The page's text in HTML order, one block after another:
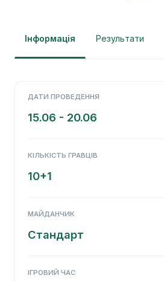
Інформація Результати
ДАТИ ПРОВЕДЕННЯ
15.06 - 20.06
КІЛЬКІСТЬ ГРАВЦІВ
10+1
МАЙДАНЧИК
Стандарт
ІГРОВИЙ ЧАС